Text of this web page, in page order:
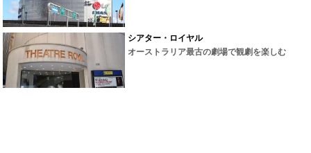
シアター・ロイヤル
オーストラリア最古の劇場で観劇を楽しむ